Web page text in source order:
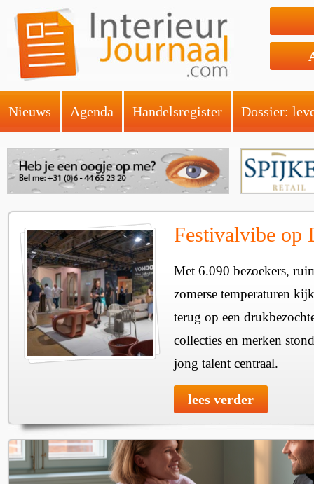
Nieuws Agenda Handelsregister Dossier:
Festivalvibe op
Met 6.090 bezoekers,
zomerse temperaturen
terug op een
collecties en merken
jong talent centraal.
lees verder